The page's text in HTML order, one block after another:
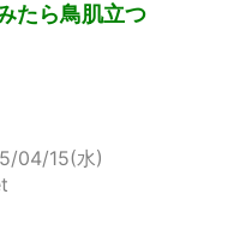
たら鳥肌立つ
04/15(水)